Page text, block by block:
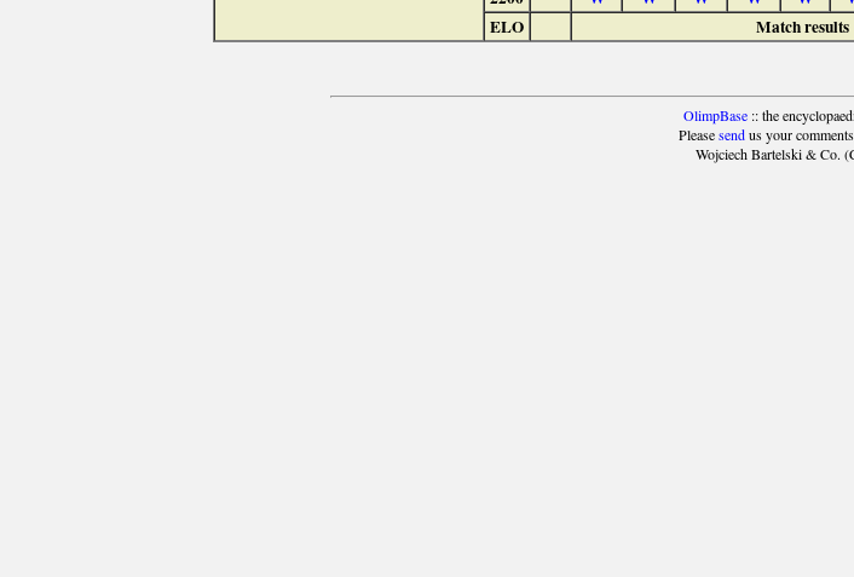
ELO
Match results
OlimpBase:: the
Pleasesendus your
Wojciech Bartelski & Co.